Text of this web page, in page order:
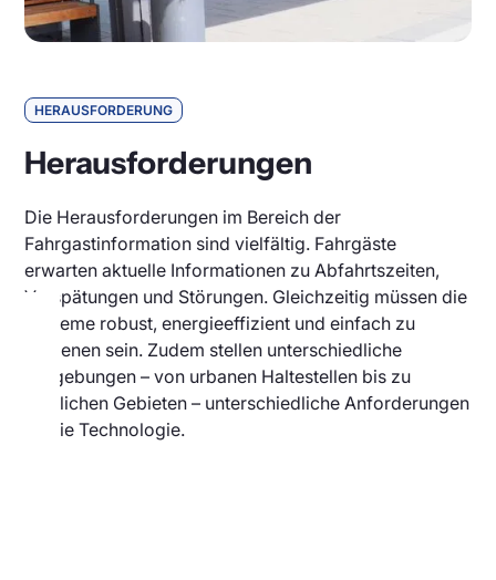
HERAUSFORDERUNG
Herausforderungen
Die Herausforderungen im Bereich der
Fahrgastinformation sind vielfältig. Fahrgäste
erwarten aktuelle Informationen zu Abfahrtszeiten,
Verspätungen und Störungen. Gleichzeitig müssen die
Systeme robust, energieeffizient und einfach zu
bedienen sein. Zudem stellen unterschiedliche
Umgebungen – von urbanen Haltestellen bis zu
ländlichen Gebieten – unterschiedliche Anforderungen
an die Technologie.